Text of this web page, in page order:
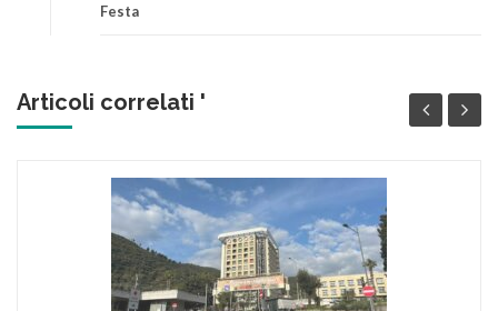
Festa
Articoli correlati '